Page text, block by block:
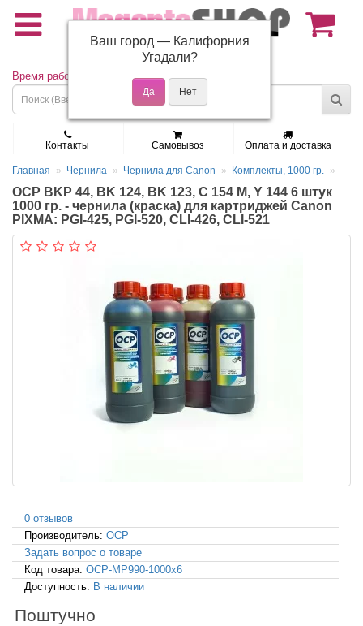
(495) 150-01-37
Время работы: Пн - Пт 9:30 - 19:00
Контакты Самовывоз Оплата и доставка
Главная Чернила Чернила для Canon Комплекты, 1000 гр.
OCP BKP 44, BK 124, BK 123, C 154 M, Y 144 6 штук
1000 гр. - чернила (краска) для картриджей Canon
PIXMA: PGI-425, PGI-520, CLI-426, CLI-521
0 отзывов
Производитель: OCP
Задать вопрос о товаре
Код товара: OCP-MP990-1000x6
Доступность: В наличии
Поштучно
Ваш город — Калифорния
Угадали?